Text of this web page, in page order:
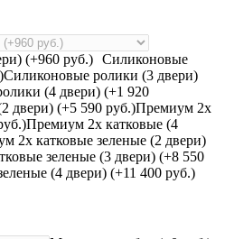
(+960 руб.) Силиконовые
Силиконовые ролики (3 двери)
(4 двери) (+1 920
двери) (+5 590 руб.)Премиум 2х
Премиум 2х катковые (4
2х катковые зеленые (2 двери)
зеленые (3 двери) (+8 550
(4 двери) (+11 400 руб.)